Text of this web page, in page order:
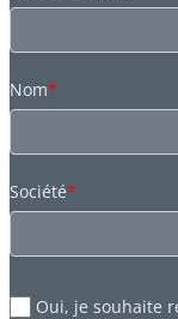
Nom*
Société*
Oui, je souhaite